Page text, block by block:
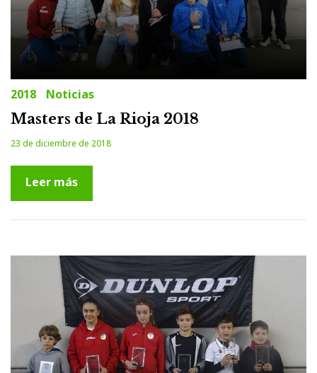
2018 Noticias
Masters de La Rioja 2018
23 de diciembre de 2018
Leer más